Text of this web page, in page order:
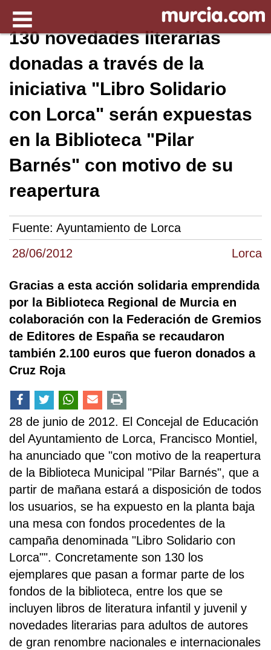
28/06/2012 Lorca
130 novedades literarias
donadas a través de la
iniciativa "Libro Solidario
con Lorca" serán expuestas
en la Biblioteca "Pilar
Barnés" con motivo de su
reapertura
Fuente: Ayuntamiento de Lorca
Gracias a esta acción solidaria emprendida
por la Biblioteca Regional de Murcia en
colaboración con la Federación de Gremios
de Editores de España se recaudaron
también 2.100 euros que fueron donados a
Cruz Roja
28 de junio de 2012. El Concejal de Educación
del Ayuntamiento de Lorca, Francisco Montiel,
ha anunciado que "con motivo de la reapertura
de la Biblioteca Municipal "Pilar Barnés", que a
partir de mañana estará a disposición de todos
los usuarios, se ha expuesto en la planta baja
una mesa con fondos procedentes de la
campaña denominada "Libro Solidario con
Lorca"". Concretamente son 130 los
ejemplares que pasan a formar parte de los
fondos de la biblioteca, entre los que se
incluyen libros de literatura infantil y juvenil y
novedades literarias para adultos de autores
de gran renombre nacionales e internacionales